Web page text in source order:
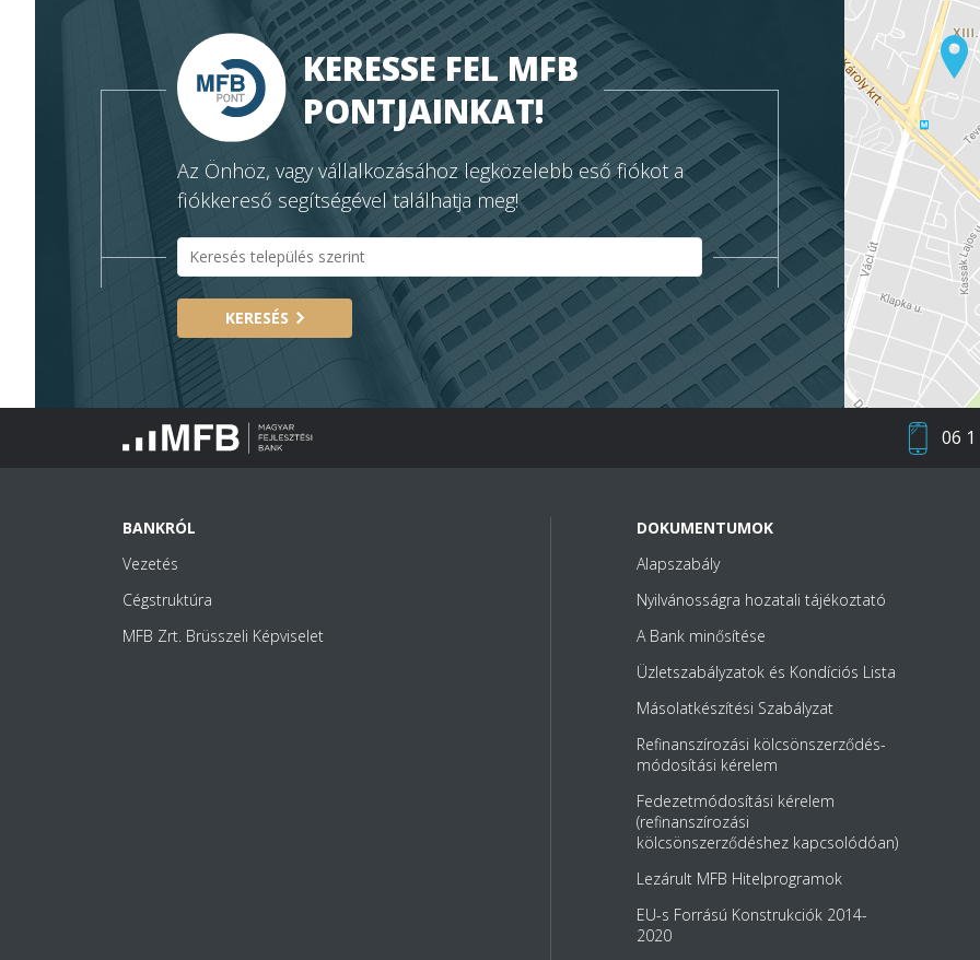
KERESSE FEL MFB
PONTJAINKAT!
Az Önhöz, vagy vállalkozásához legközelebb eső fiókot a
fiókkereső segítségével találhatja meg!
KERESÉS
06
BANKRÓL
Vezetés
Cégstruktúra
MFB Zrt. Brüsszeli Képviselet
DOKUMENTUMOK
Alapszabály
Nyilvánosságra hozatali tájékoztató
A Bank minősítése
Üzletszabályzatok és Kondíciós Lista
Másolatkészítési Szabályzat
Refinanszírozási kölcsönszerződés-
módosítási kérelem
Fedezetmódosítási kérelem
(refinanszírozási
kölcsönszerződéshez kapcsolódóan)
Lezárult MFB Hitelprogramok
EU-s Forrású Konstrukciók 2014-
2020